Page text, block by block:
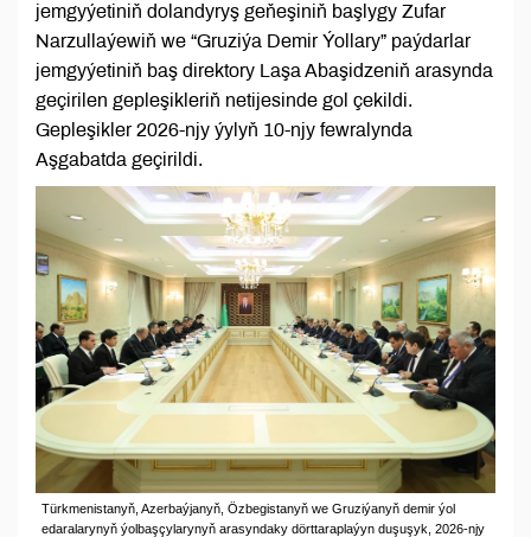
jemgyýetiniň dolandyryş geňeşiniň başlygy Zufar
Narzullaýewiň we “Gruziýa Demir Ýollary” paýdarlar
jemgyýetiniň baş direktory Laşa Abaşidzeniň arasynda
geçirilen gepleşikleriň netijesinde gol çekildi.
Gepleşikler 2026-njy ýylyň 10-njy fewralynda
Aşgabatda geçirildi.
Türkmenistanyň, Azerbaýjanyň, Özbegistanyň we Gruziýanyň demir ýol
edaralarynyň ýolbaşçylarynyň arasyndaky dörttaraplaýyn duşuşyk, 2026-njy